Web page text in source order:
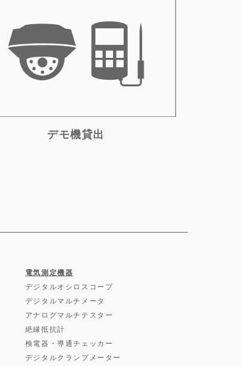
デモ機貸出
電気測定機器
デジタルオシロスコープ
デジタルマルチメータ
アナログマルチテスター
絶縁抵抗計
検電器・導通チェッカー
デジタルクランプメーター